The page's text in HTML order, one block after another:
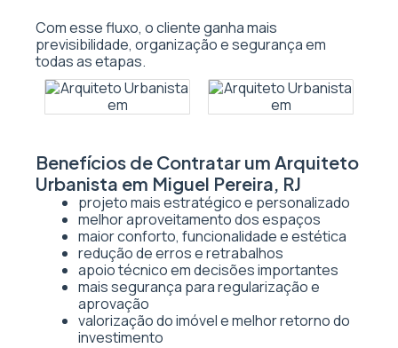
Com esse fluxo, o cliente ganha mais
previsibilidade, organização e segurança em
todas as etapas.
Benefícios de Contratar um Arquiteto
Urbanista em Miguel Pereira, RJ
projeto mais estratégico e personalizado
melhor aproveitamento dos espaços
maior conforto, funcionalidade e estética
redução de erros e retrabalhos
apoio técnico em decisões importantes
mais segurança para regularização e
aprovação
valorização do imóvel e melhor retorno do
investimento